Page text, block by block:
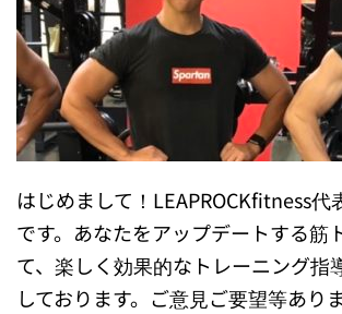
はじめまして！LEAPROCKfitness代
です。あなたをアップデートする筋
て、楽しく効果的なトレーニング指
しております。ご意見ご要望等あり